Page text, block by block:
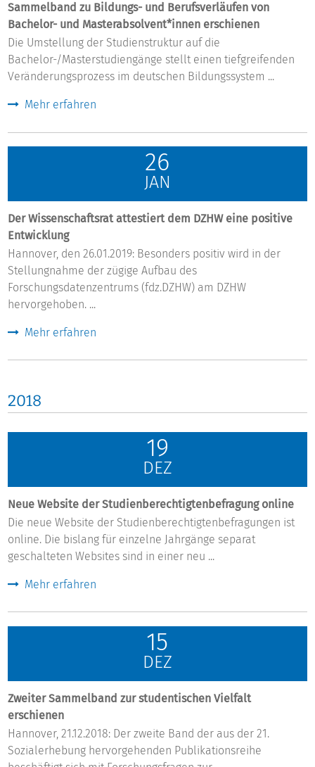
Sammelband zu Bildungs- und Berufsverläufen von
Bachelor- und Masterabsolvent*innen erschienen
Die Umstellung der Studienstruktur auf die
Bachelor-/Masterstudiengänge stellt einen tiefgreifenden
Veränderungsprozess im deutschen Bildungssystem ...
Mehr erfahren
26
JAN
Der Wissenschaftsrat attestiert dem DZHW eine positive
Entwicklung
Hannover, den 26.01.2019: Besonders positiv wird in der
Stellungnahme der zügige Aufbau des
Forschungsdatenzentrums (fdz.DZHW) am DZHW
hervorgehoben. ...
Mehr erfahren
2018
19
DEZ
Neue Website der Studienberechtigtenbefragung online
Die neue Website der Studienberechtigtenbefragungen ist
online. Die bislang für einzelne Jahrgänge separat
geschalteten Websites sind in einer neu ...
Mehr erfahren
15
DEZ
Zweiter Sammelband zur studentischen Vielfalt
erschienen
Hannover, 21.12.2018: Der zweite Band der aus der 21.
Sozialerhebung hervorgehenden Publikationsreihe